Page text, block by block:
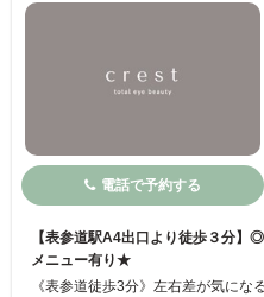
電話で予約する
【表参道駅A4出口より徒歩３分
メニュー有り★